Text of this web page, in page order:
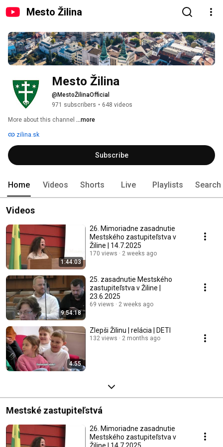
Mesto Žilina
Mesto Žilina
@MestoŽilinaOfficial
971 subscribers • 648 videos
More about this channel ...more
zilina.sk
Subscribe
Home Videos Shorts Live Playlists Search
Videos
1:44:03
26. Mimoriadne zasadnutie
Mestského zastupiteľstva v
Žiline | 14.7.2025
170 views 2 weeks ago
9:54:18
25. zasadnutie Mestského
zastupiteľstva v Žiline |
23.6.2025
69 views 2 weeks ago
4:55
Zlepši Žilinu | relácia | DETI
132 views 2 months ago
Mestské zastupiteľstvá
26. Mimoriadne zasadnutie
Mestského zastupiteľstva v